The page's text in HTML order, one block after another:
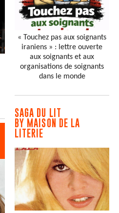
« Touchez pas aux soignants
iraniens » : lettre ouverte
aux soignants et aux
organisations de soignants
dans le monde
SAGA DU LIT
BY MAISON DE LA
LITERIE